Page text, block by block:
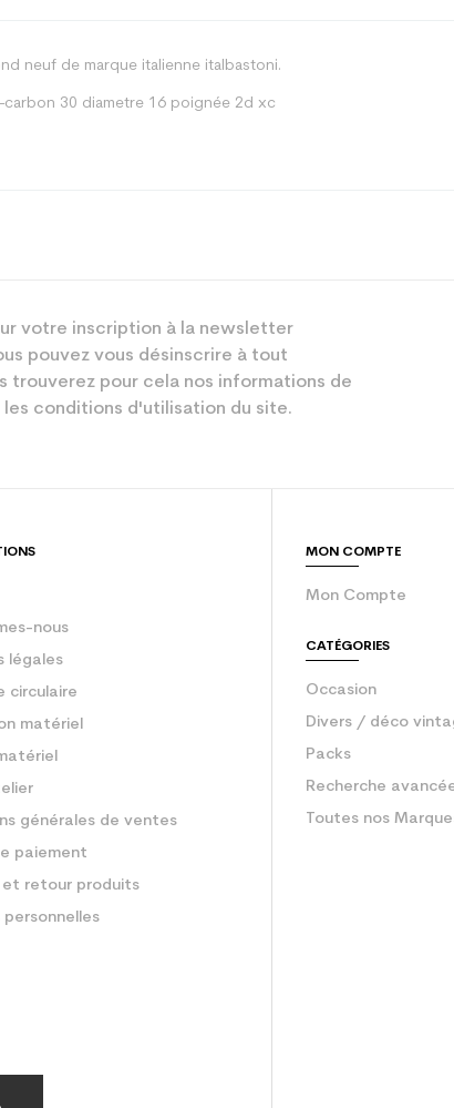
neuf de marque italienne italbastoni.
carbon 30 diametre 16 poignée 2d xc
votre inscription à la newsletter
pouvez vous désinscrire à tout
trouverez pour cela nos informations de
conditions d'utilisation du site.
nous
légales
circulaire
matériel
générales de ventes
paiement
et retour produits
personnelles
MON COMPTE
Mon Compte
CATÉGORIES
Occasion
Divers / déco
Packs
Recherche
Toutes nos